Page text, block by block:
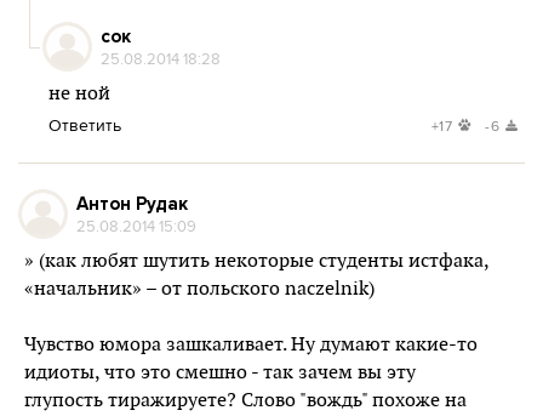
сок
25.08.2014 18:28
не ной
Ответить +17 -6
Антон Рудак
25.08.2014 15:09
» (как любят шутить некоторые студенты истфака,
«начальник» – от польского naczelnik)
Чувство юмора зашкаливает. Ну думают какие-то
идиоты, что это смешно - так зачем вы эту
глупость тиражируете? Слово "вождь" похоже на